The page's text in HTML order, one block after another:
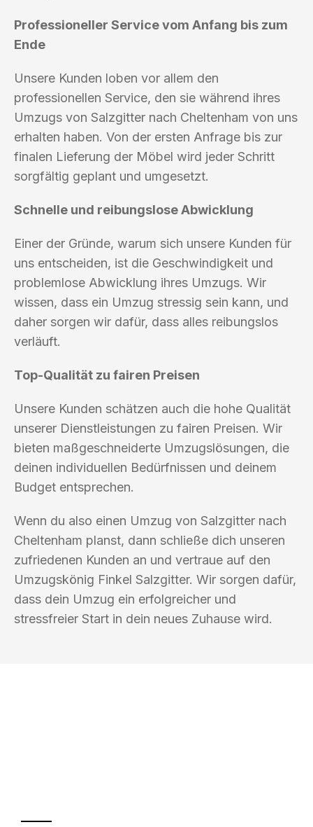
Professioneller Service vom Anfang bis zum
Ende
Unsere Kunden loben vor allem den
professionellen Service, den sie während ihres
Umzugs von Salzgitter nach Cheltenham von uns
erhalten haben. Von der ersten Anfrage bis zur
finalen Lieferung der Möbel wird jeder Schritt
sorgfältig geplant und umgesetzt.
Schnelle und reibungslose Abwicklung
Einer der Gründe, warum sich unsere Kunden für
uns entscheiden, ist die Geschwindigkeit und
problemlose Abwicklung ihres Umzugs. Wir
wissen, dass ein Umzug stressig sein kann, und
daher sorgen wir dafür, dass alles reibungslos
verläuft.
Top-Qualität zu fairen Preisen
Unsere Kunden schätzen auch die hohe Qualität
unserer Dienstleistungen zu fairen Preisen. Wir
bieten maßgeschneiderte Umzugslösungen, die
deinen individuellen Bedürfnissen und deinem
Budget entsprechen.
Wenn du also einen Umzug von Salzgitter nach
Cheltenham planst, dann schließe dich unseren
zufriedenen Kunden an und vertraue auf den
Umzugskönig Finkel Salzgitter. Wir sorgen dafür,
dass dein Umzug ein erfolgreicher und
stressfreier Start in dein neues Zuhause wird.